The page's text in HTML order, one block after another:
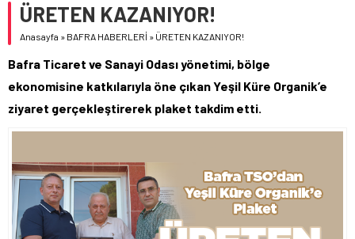
ÜRETEN KAZANIYOR!
Anasayfa » BAFRA HABERLERİ » ÜRETEN KAZANIYOR!
Bafra Ticaret ve Sanayi Odası yönetimi, bölge
ekonomisine katkılarıyla öne çıkan Yeşil Küre Organik’e
ziyaret gerçekleştirerek plaket takdim etti.